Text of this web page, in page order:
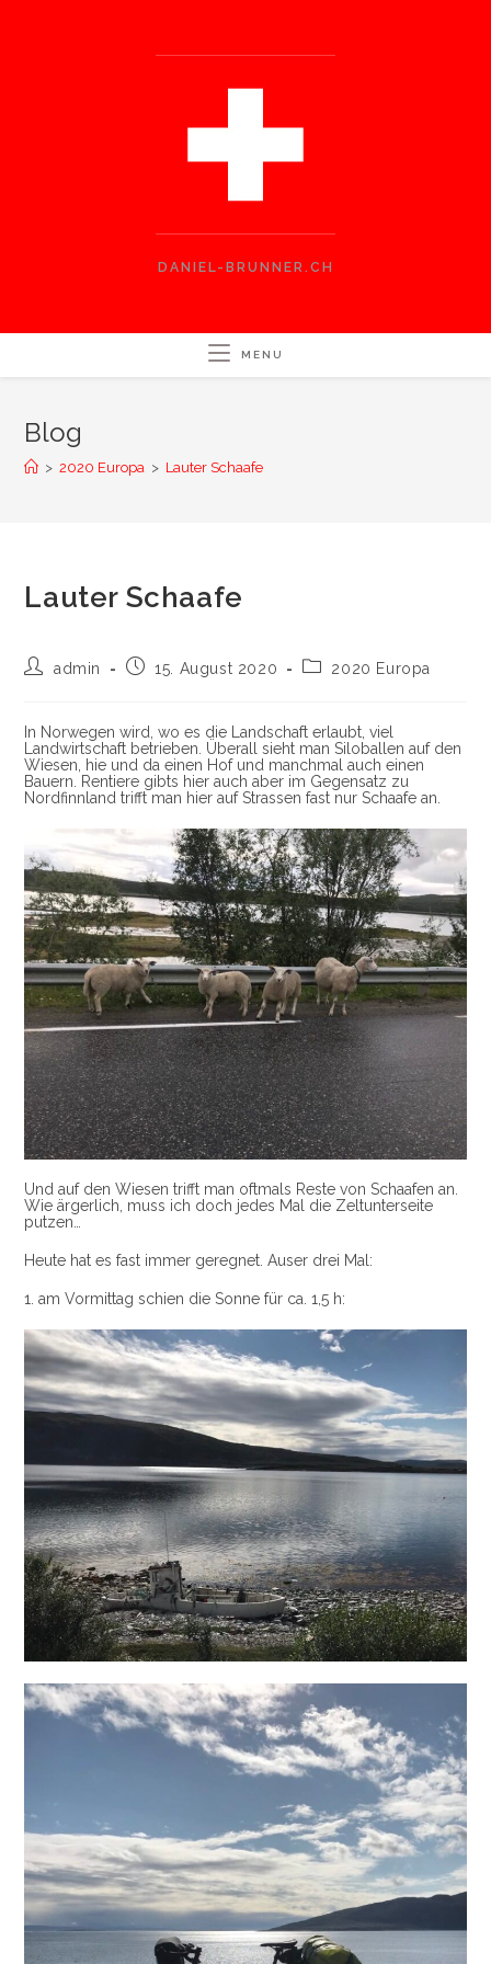
DANIEL-BRUNNER.CH
MENU
Blog
> 2020 Europa > Lauter Schaafe
Lauter Schaafe
Postadmin
Post15. August 2020
Post2020 Europa
In Norwegen wird, wo es die Landschaft erlaubt, viel
Landwirtschaft betrieben. Überall sieht man Siloballen auf den
Wiesen, hie und da einen Hof und manchmal auch einen
Bauern. Rentiere gibts hier auch aber im Gegensatz zu
Nordfinnland trifft man hier auf Strassen fast nur Schaafe an.
Und auf den Wiesen trifft man oftmals Reste von Schaafen an.
Wie ärgerlich, muss ich doch jedes Mal die Zeltunterseite
putzen…
Heute hat es fast immer geregnet. Auser drei Mal:
1. am Vormittag schien die Sonne für ca. 1,5 h: